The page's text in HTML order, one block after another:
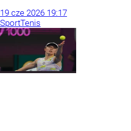
19 cze 2026 19:17
SportTenis